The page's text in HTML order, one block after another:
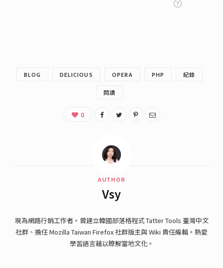
BLOG DELICIOUS OPERA PHP 紀錄
閱讀
0
AUTHOR
Vsy
現為網路行銷工作者。曾建立韓國部落格程式 Tatter Tools 臺灣中文
社群、擔任 Mozilla Taiwan Firefox 社群版主與 Wiki 責任編輯。熱愛
學習語言藉以瞭解當地文化。